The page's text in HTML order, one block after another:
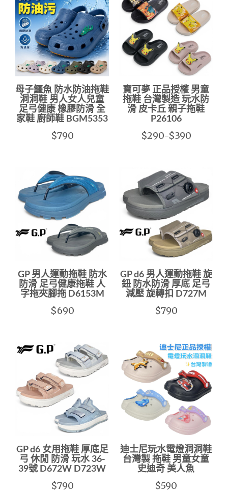
母子鱷魚 防水防油拖鞋
洞洞鞋 男人女人兒童
足弓健康 橡膠防滑 全
家鞋 廚師鞋 BGM5353
$790
寶可夢 正品授權 男童
拖鞋 台灣製造 玩水防
滑 皮卡丘 親子拖鞋
P26106
$290-$390
GP 男人運動拖鞋 防水
防滑 足弓健康拖鞋 人
字拖夾腳拖 D6153M
$690
GP d6 男人運動拖鞋 旋
鈕 防水防滑 厚底 足弓
減壓 旋轉扣 D727M
$790
GP d6 女用拖鞋 厚底足
弓 休閒 防滑 玩水 36-
39號 D672W D723W
$790
迪士尼玩水電燈洞洞鞋
台灣製 拖鞋 男童女童
史迪奇 美人魚
$590